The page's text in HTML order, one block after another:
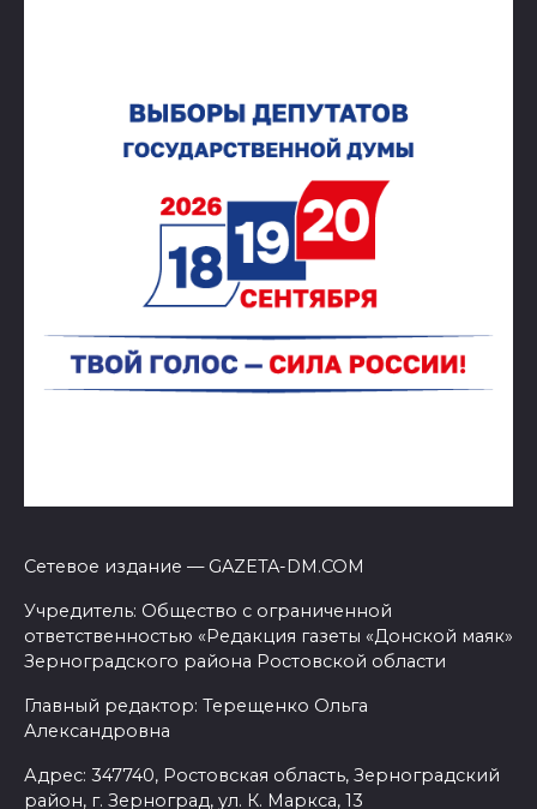
Сетевое издание — GAZETA-DM.COM
Учредитель: Общество с ограниченной
ответственностью «Редакция газеты «Донской маяк»
Зерноградского района Ростовской области
Главный редактор: Терещенко Ольга
Александровна
Адрес: 347740, Ростовская область, Зерноградский
район, г. Зерноград, ул. К. Маркса, 13